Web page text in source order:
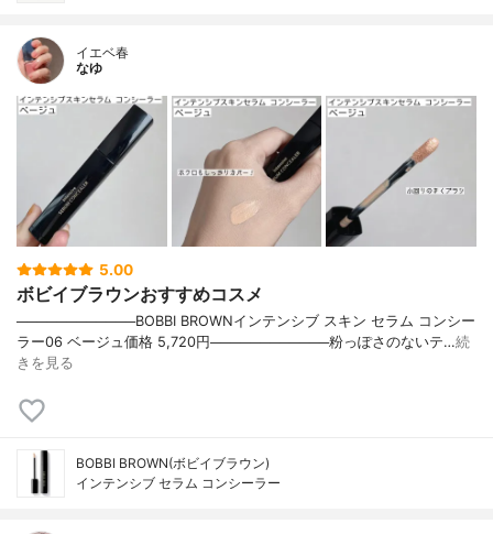
イエベ春
なゆ
5.00
ボビイブラウンおすすめコスメ
────────────BOBBI BROWNインテンシブ スキン セラム コンシー
ラー06 ベージュ価格 5,720円────────────粉っぽさのないテ…続
きを見る
BOBBI BROWN(ボビイブラウン)
インテンシブ セラム コンシーラー